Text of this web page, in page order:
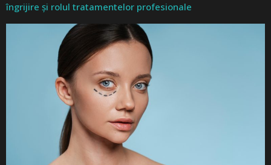
îngrijire și rolul tratamentelor profesionale